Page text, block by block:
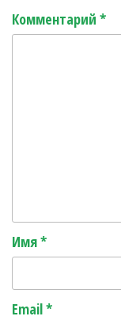
Комментарий *
Имя*
Email*